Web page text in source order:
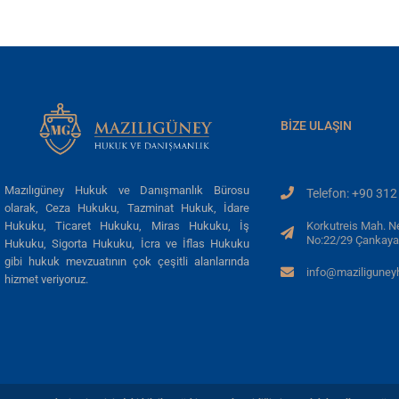
Mazılıgüney Hukuk ve Danışmanlık Bürosu
olarak, Ceza Hukuku, Tazminat Hukuk, İdare
Hukuku, Ticaret Hukuku, Miras Hukuku, İş
Hukuku, Sigorta Hukuku, İcra ve İflas Hukuku
gibi hukuk mevzuatının çok çeşitli alanlarında
hizmet veriyoruz.
BIZE ULAŞIN
Telefon: +90
Korkutreis Mah.
No:22/29